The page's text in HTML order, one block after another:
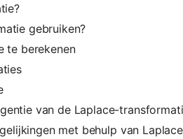
gebruiken?
te berekenen
van de Laplace-
met behulp van